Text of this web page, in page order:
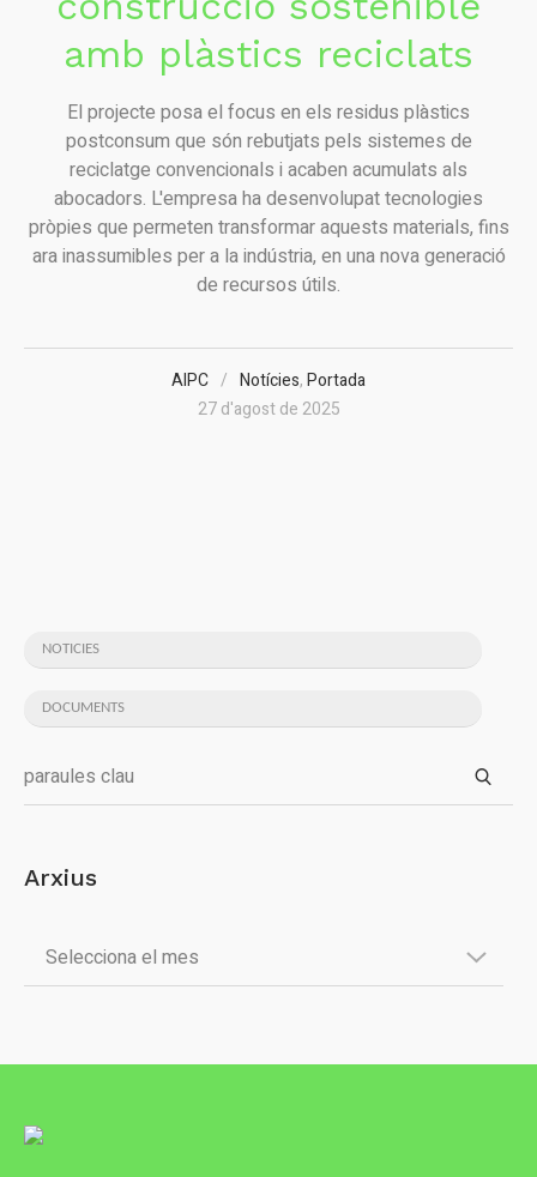
amb plàstics reciclats
El projecte posa el focus en els residus plàstics
postconsum que són rebutjats pels sistemes de
reciclatge convencionals i acaben acumulats als
abocadors. L'empresa ha desenvolupat tecnologies
pròpies que permeten transformar aquests materials, fins
ara inassumibles per a la indústria, en una nova generació
de recursos útils.
AIPC Notícies,Portada
27 d'agost de 2025
NOTICIES
DOCUMENTS
Arxius